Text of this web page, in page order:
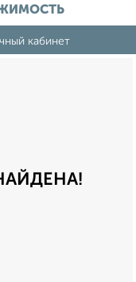
кабинет